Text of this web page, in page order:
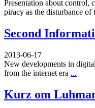
Presentation about control,
piracy as the disturbance
Second
2013-06-17
New developments in
from the internet era ...
Kurz om